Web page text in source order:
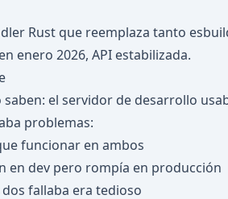
Rust que reemplaza tanto
en enero 2026, API estabilizada.
saben: el servidor de desarrollo
problemas:
funcionar en ambos
en dev pero rompía en producción
fallaba era tedioso